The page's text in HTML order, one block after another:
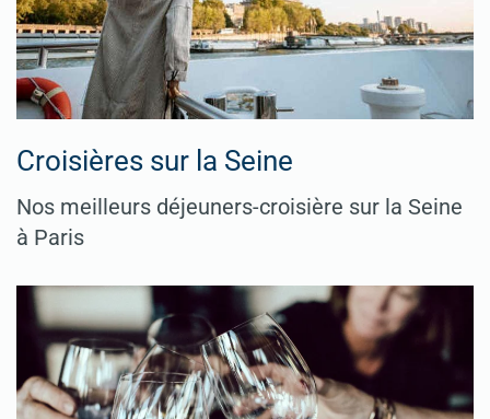
Croisières sur la Seine
Nos meilleurs déjeuners-croisière sur la Seine
à Paris